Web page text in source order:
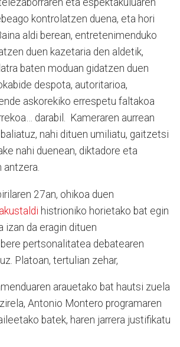
eta espektakuluaren
kontrolatzen duena, eta hori
aldi berean, entretenimenduko
duen kazetaria den aldetik,
baten moduan gidatzen duen
despota, autoritarioa,
askorekiko errespetu faltakoa
darabil. Kameraren aurrean
nahi dituen umiliatu, gaitzetsi
nahi duenean, diktadore eta
antzera.
27an, ohikoa duen
histrioniko horietako bat egin
izan da eragin dituen
pertsonalitatea debatearen
Platoan, tertulian zehar,
arauetako bat hautsi zuela
Antonio Montero programaren
batek, haren jarrera justifikatu